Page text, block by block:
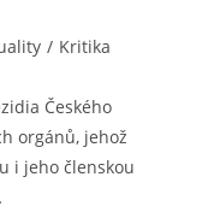
/ Kritika
Českého
orgánů, jehož
i jeho členskou